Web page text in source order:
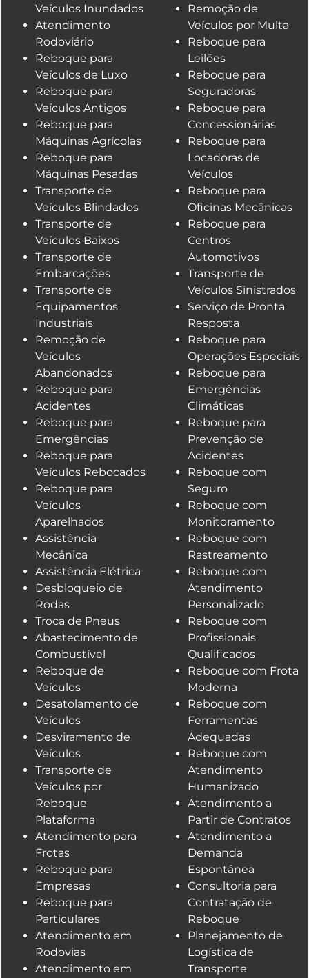
Veículos Inundados
Atendimento
Rodoviário
Reboque para
Veículos de Luxo
Reboque para
Veículos Antigos
Reboque para
Máquinas Agrícolas
Reboque para
Máquinas Pesadas
Transporte de
Veículos Blindados
Transporte de
Veículos Baixos
Transporte de
Embarcações
Transporte de
Equipamentos
Industriais
Remoção de
Veículos
Abandonados
Reboque para
Acidentes
Reboque para
Emergências
Reboque para
Veículos Rebocados
Reboque para
Veículos
Aparelhados
Assistência
Mecânica
Assistência Elétrica
Desbloqueio de
Rodas
Troca de Pneus
Abastecimento de
Combustível
Reboque de
Veículos
Desatolamento de
Veículos
Desviramento de
Veículos
Transporte de
Veículos por
Reboque
Plataforma
Atendimento para
Frotas
Reboque para
Empresas
Reboque para
Particulares
Atendimento em
Rodovias
Atendimento em
Remoção de
Veículos por Multa
Reboque para
Leilões
Reboque para
Seguradoras
Reboque para
Concessionárias
Reboque para
Locadoras de
Veículos
Reboque para
Oficinas Mecânicas
Reboque para
Centros
Automotivos
Transporte de
Veículos Sinistrados
Serviço de Pronta
Resposta
Reboque para
Operações Especiais
Reboque para
Emergências
Climáticas
Reboque para
Prevenção de
Acidentes
Reboque com
Seguro
Reboque com
Monitoramento
Reboque com
Rastreamento
Reboque com
Atendimento
Personalizado
Reboque com
Profissionais
Qualificados
Reboque com Frota
Moderna
Reboque com
Ferramentas
Adequadas
Reboque com
Atendimento
Humanizado
Atendimento a
Partir de Contratos
Atendimento a
Demanda
Espontânea
Consultoria para
Contratação de
Reboque
Planejamento de
Logística de
Transporte